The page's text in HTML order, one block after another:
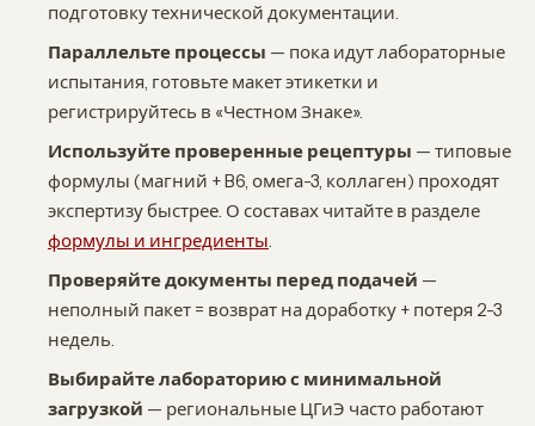
подготовку технической документации.
Параллельте процессы — пока идут лабораторные
испытания, готовьте макет этикетки и
регистрируйтесь в «Честном Знаке».
Используйте проверенные рецептуры — типовые
формулы (магний + B6, омега-3, коллаген) проходят
экспертизу быстрее. О составах читайте в разделе
формулы и ингредиенты.
Проверяйте документы перед подачей —
неполный пакет = возврат на доработку + потеря 2-3
недель.
Выбирайте лабораторию с минимальной
загрузкой — региональные ЦГиЭ часто работают